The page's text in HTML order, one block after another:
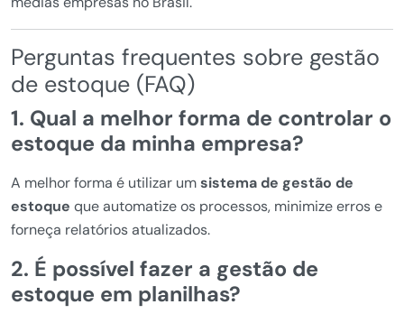
Perguntas frequentes sobre gestão
de estoque (FAQ)
1. Qual a melhor forma de controlar o
estoque da minha empresa?
A melhor forma é utilizar umsistema de gestão de
estoque que automatize os processos, minimize erros e
forneça relatórios atualizados.
2. É possível fazer a gestão de
estoque em planilhas?